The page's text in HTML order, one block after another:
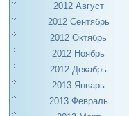
2012 Август
2012 Сентябрь
2012 Октябрь
2012 Ноябрь
2012 Декабрь
2013 Январь
2013 Февраль